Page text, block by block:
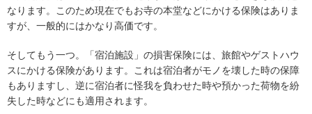
なります。このため現在でもお寺の本堂などにかける保険はありま
すが、一般的にはかなり高価です。
そしてもう一つ。「宿泊施設」の損害保険には、旅館やゲストハウ
スにかける保険があります。これは宿泊者がモノを壊した時の保障
もありますし、逆に宿泊者に怪我を負わせた時や預かった荷物を紛
失した時などにも適用されます。